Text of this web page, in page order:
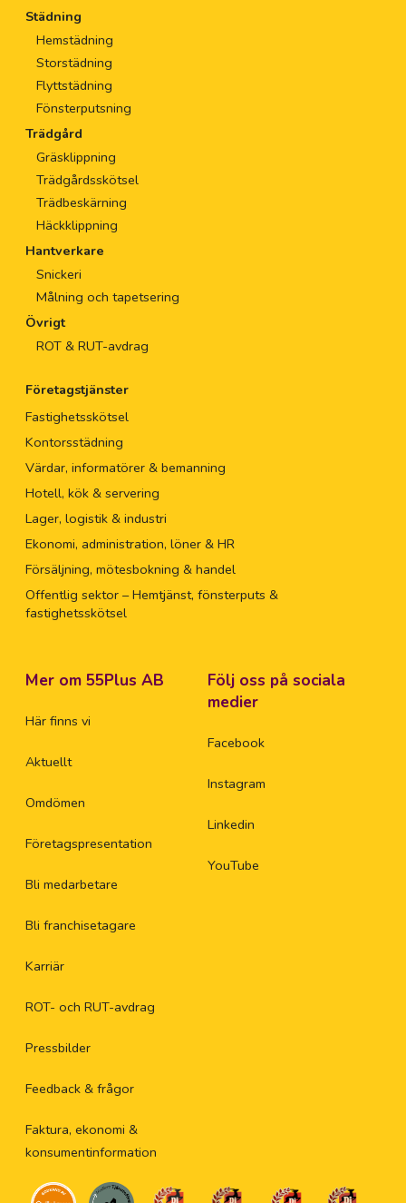
Städning
Hemstädning
Storstädning
Flyttstädning
Fönsterputsning
Trädgård
Gräsklippning
Trädgårdsskötsel
Trädbeskärning
Häckklippning
Hantverkare
Snickeri
Målning och tapetsering
Övrigt
ROT & RUT-avdrag
Företagstjänster
Fastighetsskötsel
Kontorsstädning
Värdar, informatörer & bemanning
Hotell, kök & servering
Lager, logistik & industri
Ekonomi, administration, löner & HR
Försäljning, mötesbokning & handel
Offentlig sektor – Hemtjänst, fönsterputs &
fastighetsskötsel
Mer om 55Plus AB
Här finns vi
Aktuellt
Omdömen
Företagspresentation
Bli medarbetare
Bli franchisetagare
Karriär
ROT- och RUT-avdrag
Pressbilder
Feedback & frågor
Faktura, ekonomi &
konsumentinformation
Följ oss på sociala
medier
Facebook
Instagram
Linkedin
YouTube